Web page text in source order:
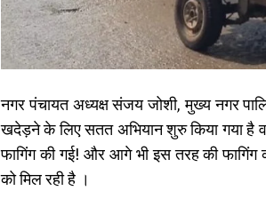
नगर पंचायत अध्यक्ष संजय जोशी, मुख्य नगर
खदेड़ने के लिए सतत अभियान शुरु किया गया है
फागिंग की गई! और आगे भी इस तरह की फागिंग
को मिल रही है ।